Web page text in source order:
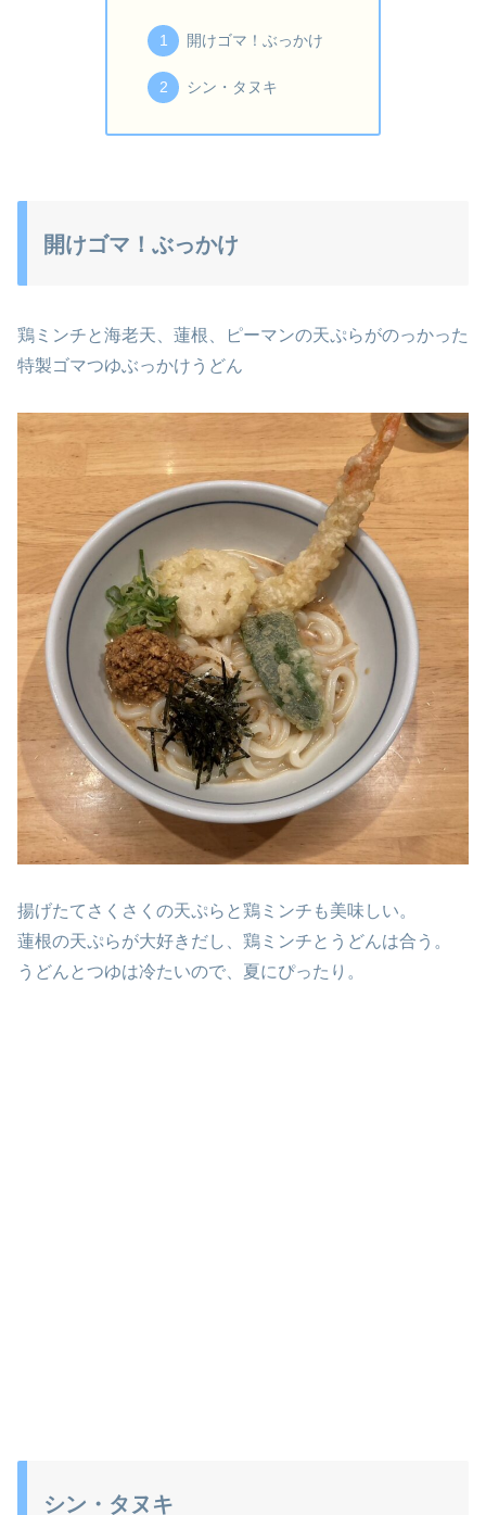
開けゴマ！ぶっかけ
シン・タヌキ
開けゴマ！ぶっかけ
鶏ミンチと海老天、蓮根、ピーマンの天ぷらがのっかった
特製ゴマつゆぶっかけうどん
揚げたてさくさくの天ぷらと鶏ミンチも美味しい。
蓮根の天ぷらが大好きだし、鶏ミンチとうどんは合う。
うどんとつゆは冷たいので、夏にぴったり。
シン・タヌキ